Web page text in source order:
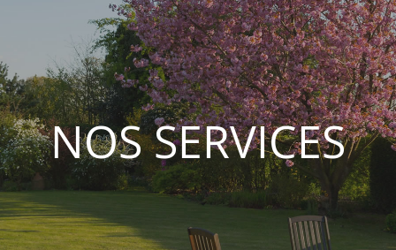
NOS SERVICES